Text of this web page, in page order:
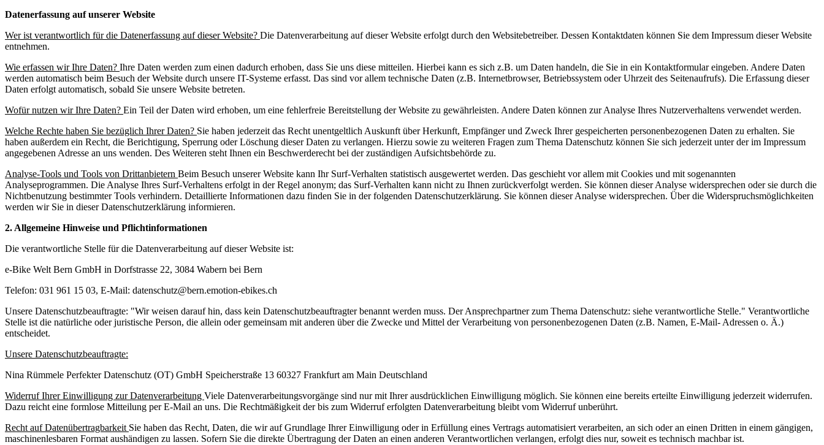
Datenerfassung auf unserer Website
Wer ist verantwortlich für die Datenerfassung auf dieser Website? Die Datenverarbeitung auf dieser Website erfolgt durch den Websitebetreiber. Dessen Kontaktdaten können Sie dem Impressum dieser Website
entnehmen.
Wie erfassen wir Ihre Daten? Ihre Daten werden zum einen dadurch erhoben, dass Sie uns diese mitteilen. Hierbei kann es sich z.B. um Daten handeln, die Sie in ein Kontaktformular eingeben. Andere Daten
werden automatisch beim Besuch der Website durch unsere IT-Systeme erfasst. Das sind vor allem technische Daten (z.B. Internetbrowser, Betriebssystem oder Uhrzeit des Seitenaufrufs). Die Erfassung dieser
Daten erfolgt automatisch, sobald Sie unsere Website betreten.
Wofür nutzen wir Ihre Daten? Ein Teil der Daten wird erhoben, um eine fehlerfreie Bereitstellung der Website zu gewährleisten. Andere Daten können zur Analyse Ihres Nutzerverhaltens verwendet werden.
Welche Rechte haben Sie bezüglich Ihrer Daten? Sie haben jederzeit das Recht unentgeltlich Auskunft über Herkunft, Empfänger und Zweck Ihrer gespeicherten personenbezogenen Daten zu erhalten. Sie
haben außerdem ein Recht, die Berichtigung, Sperrung oder Löschung dieser Daten zu verlangen. Hierzu sowie zu weiteren Fragen zum Thema Datenschutz können Sie sich jederzeit unter der im Impressum
angegebenen Adresse an uns wenden. Des Weiteren steht Ihnen ein Beschwerderecht bei der zuständigen Aufsichtsbehörde zu.
Analyse-Tools und Tools von Drittanbietern Beim Besuch unserer Website kann Ihr Surf-Verhalten statistisch ausgewertet werden. Das geschieht vor allem mit Cookies und mit sogenannten
Analyseprogrammen. Die Analyse Ihres Surf-Verhaltens erfolgt in der Regel anonym; das Surf-Verhalten kann nicht zu Ihnen zurückverfolgt werden. Sie können dieser Analyse widersprechen oder sie durch die
Nichtbenutzung bestimmter Tools verhindern. Detaillierte Informationen dazu finden Sie in der folgenden Datenschutzerklärung. Sie können dieser Analyse widersprechen. Über die Widerspruchsmöglichkeiten
werden wir Sie in dieser Datenschutzerklärung informieren.
2. Allgemeine Hinweise und Pflichtinformationen
Die verantwortliche Stelle für die Datenverarbeitung auf dieser Website ist:
e-Bike Welt Bern GmbH in Dorfstrasse 22, 3084 Wabern bei Bern
Telefon: 031 961 15 03, E-Mail: datenschutz@bern.emotion-ebikes.ch
Unsere Datenschutzbeauftragte: "Wir weisen darauf hin, dass kein Datenschutzbeauftragter benannt werden muss. Der Ansprechpartner zum Thema Datenschutz: siehe verantwortliche Stelle." Verantwortliche
Stelle ist die natürliche oder juristische Person, die allein oder gemeinsam mit anderen über die Zwecke und Mittel der Verarbeitung von personenbezogenen Daten (z.B. Namen, E-Mail- Adressen o. Ä.)
entscheidet.
Unsere Datenschutzbeauftragte:
Nina Rümmele Perfekter Datenschutz (OT) GmbH Speicherstraße 13 60327 Frankfurt am Main Deutschland
Widerruf Ihrer Einwilligung zur Datenverarbeitung Viele Datenverarbeitungsvorgänge sind nur mit Ihrer ausdrücklichen Einwilligung möglich. Sie können eine bereits erteilte Einwilligung jederzeit widerrufen.
Dazu reicht eine formlose Mitteilung per E-Mail an uns. Die Rechtmäßigkeit der bis zum Widerruf erfolgten Datenverarbeitung bleibt vom Widerruf unberührt.
Recht auf Datenübertragbarkeit Sie haben das Recht, Daten, die wir auf Grundlage Ihrer Einwilligung oder in Erfüllung eines Vertrags automatisiert verarbeiten, an sich oder an einen Dritten in einem gängigen,
maschinenlesbaren Format aushändigen zu lassen. Sofern Sie die direkte Übertragung der Daten an einen anderen Verantwortlichen verlangen, erfolgt dies nur, soweit es technisch machbar ist.